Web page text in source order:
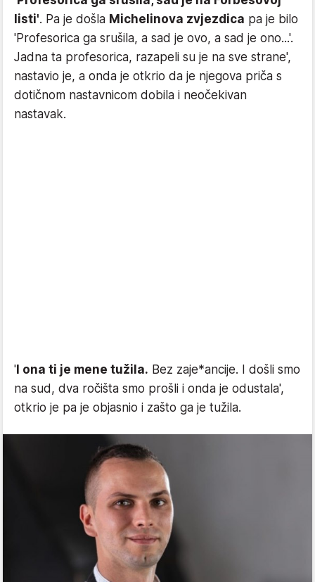
listi'. Pa je došla Michelinova zvjezdica pa je bilo
'Profesorica ga srušila, a sad je ovo, a sad je ono...'.
Jadna ta profesorica, razapeli su je na sve strane',
nastavio je, a onda je otkrio da je njegova priča s
dotičnom nastavnicom dobila i neočekivan
nastavak.
'I ona ti je mene tužila. Bez zaje*ancije. I došli smo
na sud, dva ročišta smo prošli i onda je odustala',
otkrio je pa je objasnio i zašto ga je tužila.